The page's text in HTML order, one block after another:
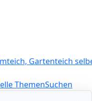
ThemenSuchen